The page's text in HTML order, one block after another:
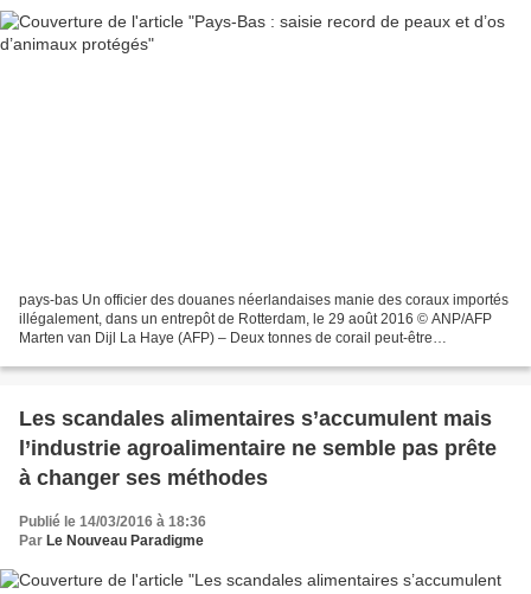
pays-bas Un officier des douanes néerlandaises manie des coraux importés
illégalement, dans un entrepôt de Rotterdam, le 29 août 2016 © ANP/AFP
Marten van Dijl La Haye (AFP) – Deux tonnes de corail peut-être
Les scandales alimentaires s’accumulent mais
l’industrie agroalimentaire ne semble pas prête
à changer ses méthodes
Publié le 14/03/2016 à 18:36
Par Le Nouveau Paradigme